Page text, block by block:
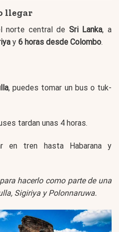
llegar
norte central de Sri Lanka, a
y 6 horas desde Colombo.
, puedes tomar un bus o tuk-
tardan unas 4 horas.
en tren hasta Habarana y
hacerlo como parte de una
Sigiriya y Polonnaruwa.